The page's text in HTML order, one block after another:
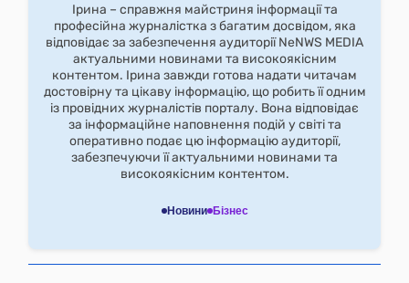
Ірина – справжня майстриня інформації та
професійна журналістка з багатим досвідом, яка
відповідає за забезпечення аудиторії NeNWS MEDIA
актуальними новинами та високоякісним
контентом. Ірина завжди готова надати читачам
достовірну та цікаву інформацію, що робить її одним
із провідних журналістів порталу. Вона відповідає
за інформаційне наповнення подій у світі та
оперативно подає цю інформацію аудиторії,
забезпечуючи її актуальними новинами та
високоякісним контентом.
Новини Бізнес